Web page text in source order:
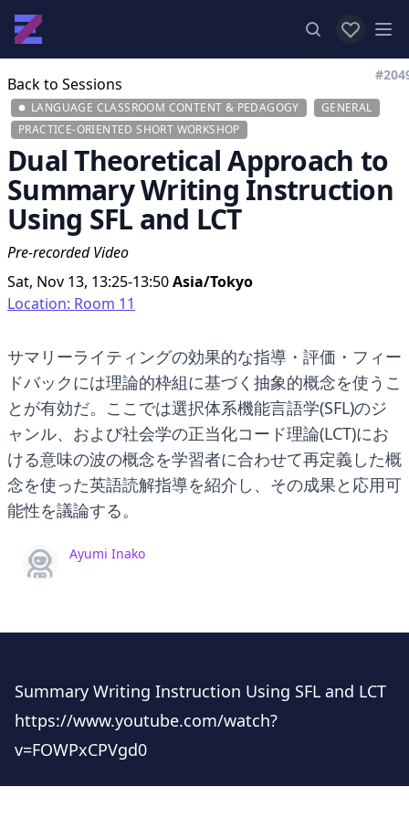
View
Back to Sessions
LANGUAGE CLASSROOM CONTENT & PEDAGOGY
GENERAL
PRACTICE-ORIENTED SHORT WORKSHOP
Dual Theoretical Approach to
Summary Writing Instruction
Using SFL and LCT
Pre-recorded Video
Sat, Nov 13, 13:25-13:50Asia/Tokyo
Location: Room 11
サマリーライティングの効果的な指導・評価・フィー
ドバックには理論的枠組に基づく抽象的概念を使うこ
とが有効だ。ここでは選択体系機能言語学(SFL)のジ
ャンル、および社会学の正当化コード理論(LCT)にお
ける意味の波の概念を学習者に合わせて再定義した概
念を使った英語読解指導を紹介し、その成果と応用可
能性を議論する。
Ayumi Inako
Summary Writing Instruction Using SFL and LCT
https://www.youtube.com/watch?
v=FOWPxCPVgd0